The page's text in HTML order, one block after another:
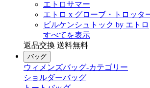
エトロサマー
エトロ x グローブ・トロッタ
ビルケンシュトック by エトロ
すべてを表示
返品交換 送料無料
バッグ
ウィメンズバッグ-カテゴリー
ショルダーバッグ